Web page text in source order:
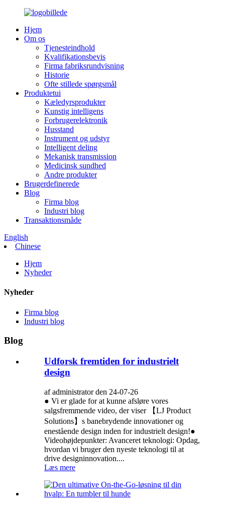
Hjem
Om os
Tjenesteindhold
Kvalifikationsbevis
Firma fabriksrundvisning
Historie
Ofte stillede spørgsmål
Produktetui
Kæledyrsprodukter
Kunstig intelligens
Forbrugerelektronik
Husstand
Instrument og udstyr
Intelligent deling
Mekanisk transmission
Medicinsk sundhed
Andre produkter
Brugerdefinerede
Blog
Firma blog
Industri blog
Transaktionsmåde
English
Chinese
Hjem
Nyheder
Nyheder
Firma blog
Industri blog
Blog
Udforsk fremtiden for industrielt
design
af administrator den 24-07-26
● Vi er glade for at kunne afsløre vores
salgsfremmende video, der viser 【LJ Product
Solutions】s banebrydende innovationer og
enestående design inden for industrielt design!●
Videohøjdepunkter: Avanceret teknologi: Opdag,
hvordan vi bruger den nyeste teknologi til at
drive designinnovation....
Læs mere